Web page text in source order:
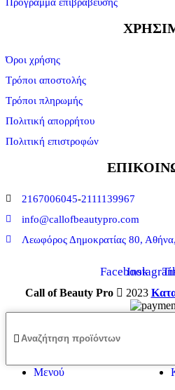
Πρόγραμμα επιβράβευσης
Όροι χρήσης
Τρόποι αποστολής
Τρόποι πληρωμής
Πολιτική απορρήτου
Πολιτική επιστροφών
2167006045-2111139967
info@callofbeautypro.com
Λεωφόρος Δημοκρατίας 80,
Facebook
Call of Beauty Pro 2023
Μενού